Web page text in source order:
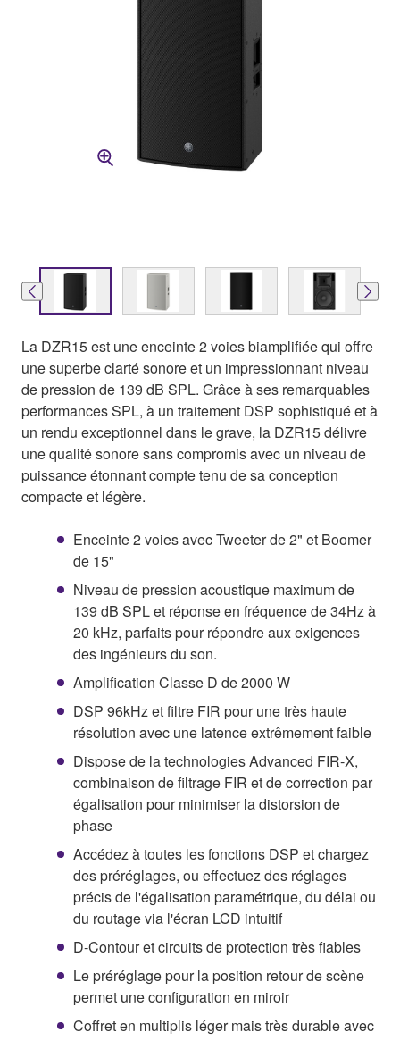
La DZR15 est une enceinte 2 voies biamplifiée qui offre
une superbe clarté sonore et un impressionnant niveau
de pression de 139 dB SPL. Grâce à ses remarquables
performances SPL, à un traitement DSP sophistiqué et à
un rendu exceptionnel dans le grave, la DZR15 délivre
une qualité sonore sans compromis avec un niveau de
puissance étonnant compte tenu de sa conception
compacte et légère.
Enceinte 2 voies avec Tweeter de 2" et Boomer
de 15"
Niveau de pression acoustique maximum de
139 dB SPL et réponse en fréquence de 34Hz à
20 kHz, parfaits pour répondre aux exigences
des ingénieurs du son.
Amplification Classe D de 2000 W
DSP 96kHz et filtre FIR pour une très haute
résolution avec une latence extrêmement faible
Dispose de la technologies Advanced FIR-X,
combinaison de filtrage FIR et de correction par
égalisation pour minimiser la distorsion de
phase
Accédez à toutes les fonctions DSP et chargez
des préréglages, ou effectuez des réglages
précis de l'égalisation paramétrique, du délai ou
du routage via l'écran LCD intuitif
D-Contour et circuits de protection très fiables
Le préréglage pour la position retour de scène
permet une configuration en miroir
Coffret en multiplis léger mais très durable avec